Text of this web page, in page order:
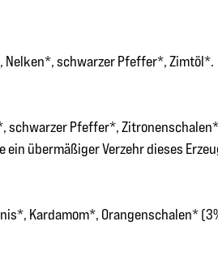
Nelken*, schwarzer Pfeffer*, Zimtöl*.
schwarzer Pfeffer*,
übermäßiger Verzehr dieses
Kardamom*,